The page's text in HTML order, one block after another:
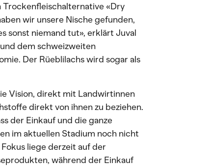
«Dry
wir unsere Nische gefunden,
sonst niemand tut», erklärt Juval
dem schweizweiten
Der Rüeblilachs wird sogar als
Vision, direkt mit Landwirtinnen
direkt von ihnen zu beziehen.
der Einkauf und die ganze
im aktuellen Stadium noch nicht
liege derzeit auf der
während der Einkauf